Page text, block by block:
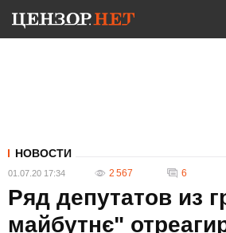
НОВОСТИ
01.07.20 17:34 2 567 6
Ряд депутатов из
майбутнє"